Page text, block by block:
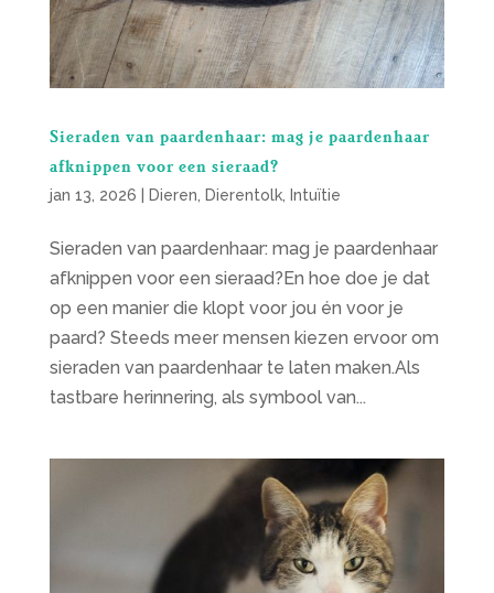
Sieraden van paardenhaar: mag je paardenhaar
afknippen voor een sieraad?
jan 13, 2026 Dieren Dierentolk, Intuïtie
Sieraden van paardenhaar: mag je paardenhaar
afknippen voor een sieraad?En hoe doe je dat
op een manier die klopt voor jou én voor je
paard? Steeds meer mensen kiezen ervoor om
sieraden van paardenhaar te laten maken.Als
tastbare herinnering, als symbool van...